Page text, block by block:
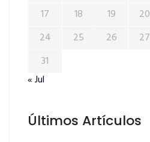
17
18 19 20
24
25 26 27
31
« Jul
Últimos Artículos